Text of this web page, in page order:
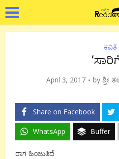
ಕವಿತೆ
April 3, 2017 by ಶ್ರೀ
Share on Facebook
WhatsApp Buffer
ರಾಗ ಹಿಂಜುತಿದೆ